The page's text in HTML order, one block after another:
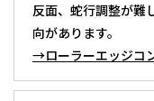
反面、蛇行調整が難
向があります。
→ローラーエッジコ